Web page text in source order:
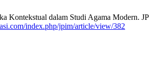
Kontekstual dalam Studi Agama Modern.
index.php/jpim/article/view/382